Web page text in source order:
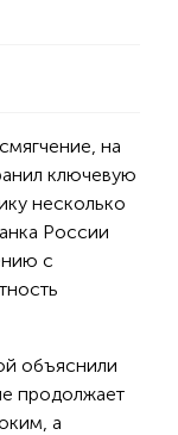
на
ключевую
несколько
России
с
объяснили
продолжает
а